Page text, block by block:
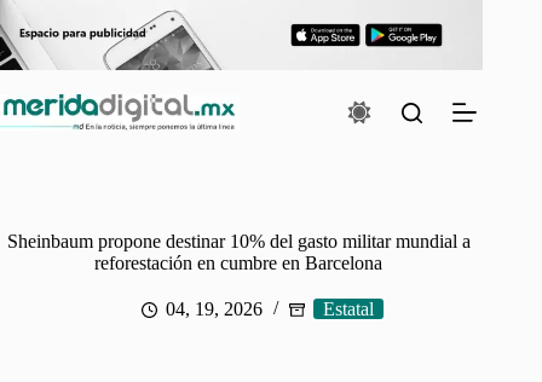
al
contenido
Sheinbaum propone destinar 10% del gasto militar mundial a
reforestación en cumbre en Barcelona
04, 19, 2026 Estatal